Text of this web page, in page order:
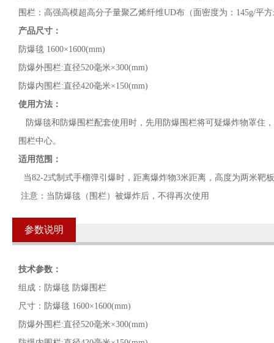
围栏：高强高模超高分子量聚乙烯纤维UD布（面密度为：145g/平
产品尺寸：
防爆毯 1600×1600(mm)
防爆外围栏:直径520毫米×300(mm)
防爆内围栏:直径420毫米×150(mm)
使用方法：
防爆毯和防爆围栏配套使用时，先用防爆围栏将可疑爆炸物罩住
围栏中心。
适用范围：
当82-2式制式手榴弹引爆时，距离爆炸物3米距离，高度为两米靶
注意：当防爆毯（围栏）被爆炸后，不得再次使用
参数说明
技术参数：
组成：防爆毯 防爆围栏
尺寸：防爆毯 1600×1600(mm)
防爆外围栏:直径520毫米×300(mm)